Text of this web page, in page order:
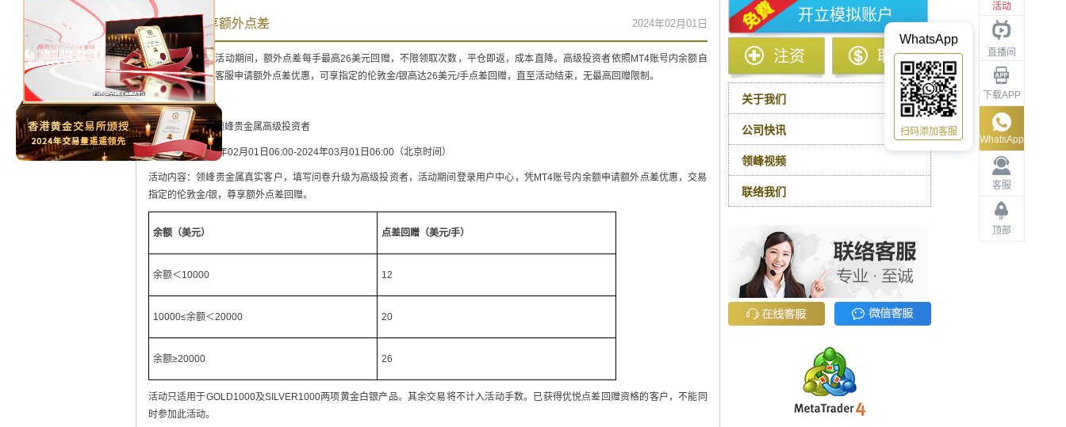
活动
直播间
下载APP
客服
顶部
WhatsApp
WhatsApp
扫码添加客服
2月注资尊享额外点差 2024年02月01日
特惠风暴来啦！活动期间，额外点差每手最高26美元回赠，不限领取次数，平仓即返，成本直降。高级投资者依照MT4账号内余额自
助报名，或联系客服申请额外点差优惠，可享指定的伦敦金/银高达26美元/手点差回赠，直至活动结束，无最高回赠限制。
活动对象：所有领峰贵金属高级投资者
活动时间：2024年02月01日06:00-2024年03月01日06:00（北京时间）
活动内容：领峰贵金属真实客户，填写问卷升级为高级投资者，活动期间登录用户中心，凭MT4账号内余额申请额外点差优惠，交易
指定的伦敦金/银，尊享额外点差回赠。
余额（美元） 点差回赠（美元/手）
余额＜10000 12
10000≤余额＜20000 20
余额≥20000 26
活动只适用于GOLD1000及SILVER1000两项黄金白银产品。其余交易将不计入活动手数。已获得优悦点差回赠资格的客户，不能同
时参加此活动。
开立模拟账户
注资 取款
关于我们
公司快讯
领峰视频
联络我们